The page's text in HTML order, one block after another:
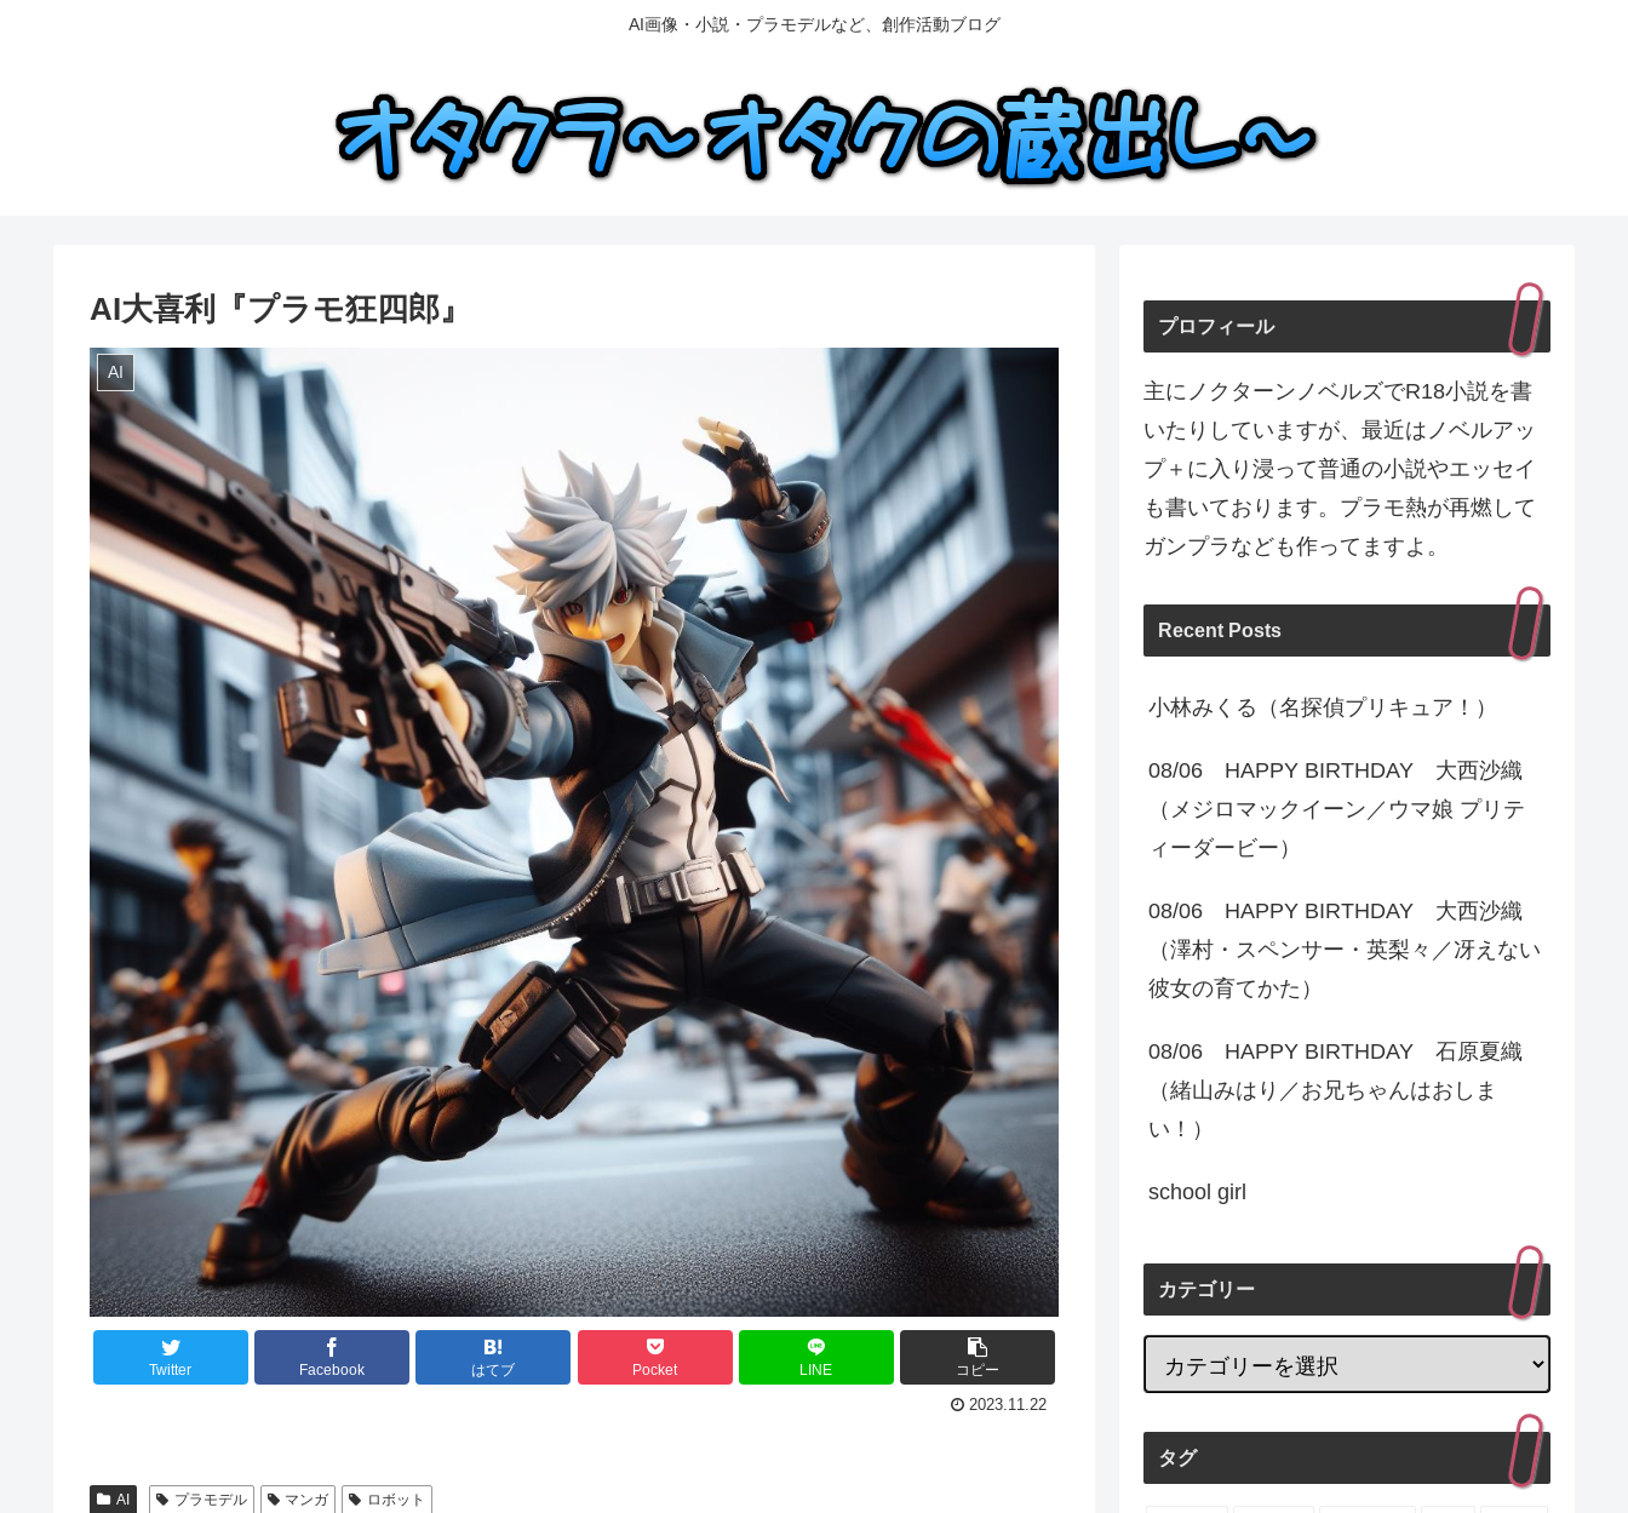
AI画像・小説・プラモデルなど、創作活動ブログ
AI大喜利『プラモ狂四郎』
AI
Twitter Facebook はてブ Pocket LINE コピー
2023.11.22
AI プラモデル マンガ ロボット
プロフィール
主にノクターンノベルズでR18小説を書
いたりしていますが、最近はノベルアッ
プ＋に入り浸って普通の小説やエッセイ
も書いております。プラモ熱が再燃して
ガンプラなども作ってますよ。
Recent Posts
小林みくる（名探偵プリキュア！）
08/06 HAPPY BIRTHDAY 大西沙織
（メジロマックイーン／ウマ娘 プリテ
ィーダービー）
08/06 HAPPY BIRTHDAY 大西沙織
（澤村・スペンサー・英梨々／冴えない
彼女の育てかた）
08/06 HAPPY BIRTHDAY 石原夏織
（緒山みはり／お兄ちゃんはおしま
い！）
school girl
カテゴリー
タグ